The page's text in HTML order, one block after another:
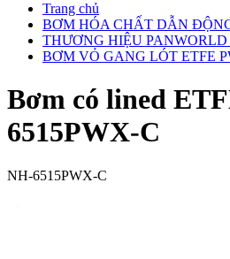
Trang chủ
BƠM HÓA CHẤT DẪN
THƯƠNG HIỆU PANWORLD
BƠM VỎ GANG LÓT ETFE
Bơm có lined
6515PWX-C
NH-6515PWX-C